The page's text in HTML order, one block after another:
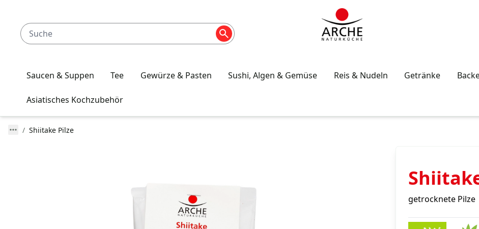
Saucen & Suppen Tee Gewürze & Pasten Sushi, Algen & Gemüse Reis & Nudeln Getränke
Asiatisches Kochzubehör
Shiitake Pilze
getrocknete Pilze